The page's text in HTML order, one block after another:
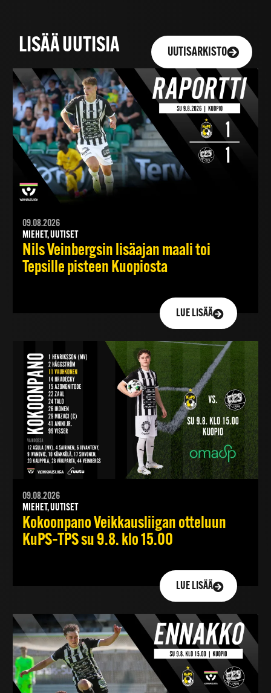
LISÄÄ UUTISIA UUTISARKISTO
09.08.2026
MIEHET, UUTISET
Nils Veinbergsin lisäajan maali toi
Tepsille pisteen Kuopiosta
LUE LISÄÄ
09.08.2026
MIEHET, UUTISET
Kokoonpano Veikkausliigan otteluun
KuPS–TPS su 9.8. klo 15.00
LUE LISÄÄ